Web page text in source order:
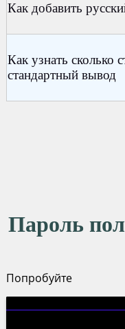
Как добавить
Как узнать сколько
стандартный вывод
Пароль
Попробуйте